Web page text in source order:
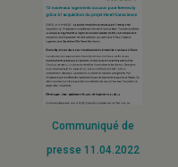
Communiqué de
presse 11.04.2022